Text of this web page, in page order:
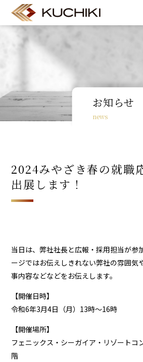
お知らせ
news
2024みやざき春の就職
出展します！
当日は、弊社社長と広報・採用担当が参
ージではお伝えしきれない弊社の雰囲気
事内容などなどをお伝えします。
【開催日時】
令和6年3月4日（月）13時～16時
【開催場所】
フェニックス・シーガイア・リゾートコ
階